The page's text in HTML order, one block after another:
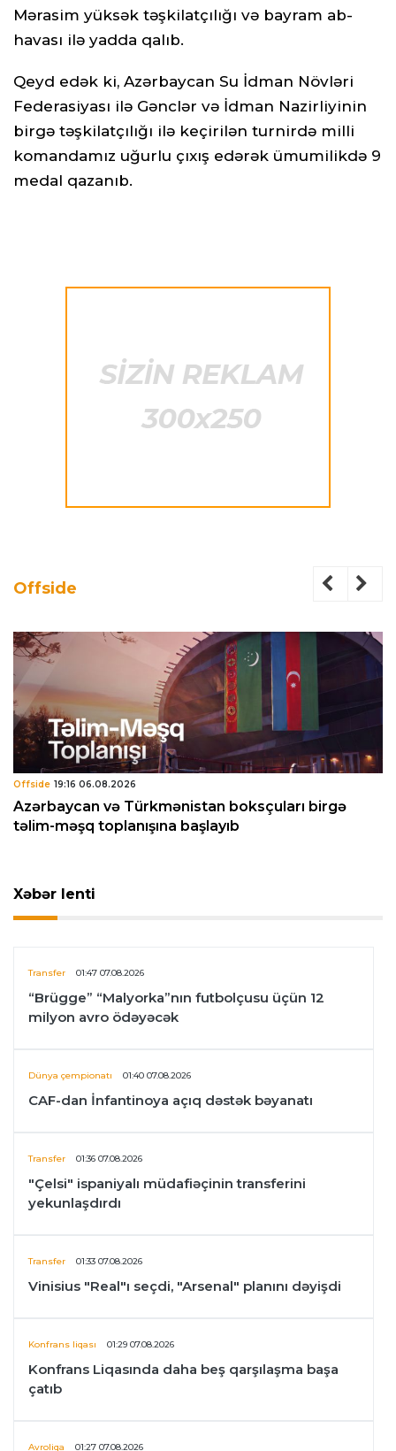
Mərasim yüksək təşkilatçılığı və bayram ab-
havası ilə yadda qalıb.
Qeyd edək ki, Azərbaycan Su İdman Növləri
Federasiyası ilə Gənclər və İdman Nazirliyinin
birgə təşkilatçılığı ilə keçirilən turnirdə milli
komandamız uğurlu çıxış edərək ümumilikdə 9
medal qazanıb.
Offside
Offside 19:16 06.08.2026
Azərbaycan və Türkmənistan boksçuları birgə
təlim-məşq toplanışına başlayıb
Xəbər lenti
Transfer 01:47 07.08.2026
“Brügge” “Malyorka”nın futbolçusu üçün 12
milyon avro ödəyəcək
Dünya çempionatı 01:40 07.08.2026
CAF-dan İnfantinoya açıq dəstək bəyanatı
Transfer 01:36 07.08.2026
"Çelsi" ispaniyalı müdafiəçinin transferini
yekunlaşdırdı
Transfer 01:33 07.08.2026
Vinisius "Real"ı seçdi, "Arsenal" planını dəyişdi
Konfrans liqası 01:29 07.08.2026
Konfrans Liqasında daha beş qarşılaşma başa
çatıb
Avroliqa 01:27 07.08.2026